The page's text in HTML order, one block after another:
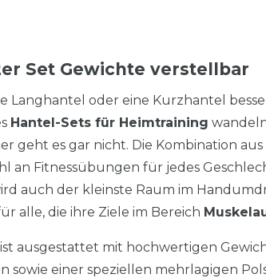
Set Gewichte verstellbar
Langhantel oder eine Kurzhantel
Hantel-Sets für Heimtraining
geht es gar nicht. Die Kombination
an Fitnessübungen für jedes
auch der kleinste Raum im
alle, die ihre Ziele im Bereich
ist ausgestattet mit hochwertigen
einer speziellen mehrlagigen